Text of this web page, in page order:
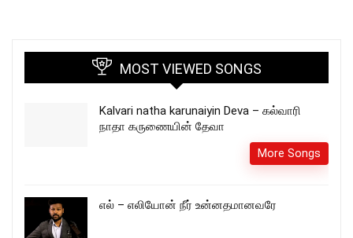
MOST VIEWED SONGS
Kalvari natha karunaiyin Deva – கல்வாரி
நாதா கருணையின் தேவா
More Songs
எல் – எலியோன் நீர் உன்னதமானவரே